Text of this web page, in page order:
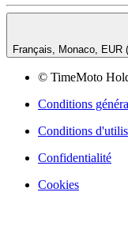
Français, Monaco, EUR
© TimeMoto
Conditions
Conditions
Confidentialité
Cookies